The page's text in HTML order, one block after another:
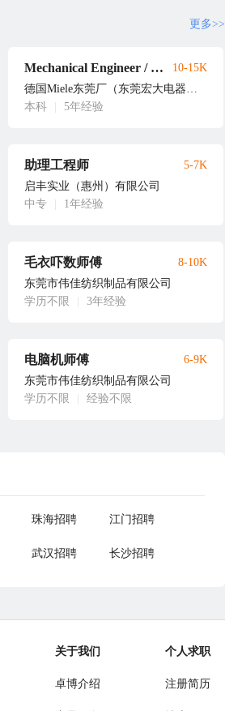
更多>>
Mechanical Engineer / 结构工程师
德国Miele东莞厂（东莞宏大电器制品有限公司）
本科
5年经验
10-15K
助理工程师
启丰实业（惠州）有限公司
中专
1年经验
5-7K
毛衣吓数师傅
东莞市伟佳纺织制品有限公司
学历不限
3年经验
8-10K
电脑机师傅
东莞市伟佳纺织制品有限公司
学历不限
经验不限
6-9K
珠海招聘 江门招聘
武汉招聘 长沙招聘
关于我们
卓博介绍
个人求职
注册简历